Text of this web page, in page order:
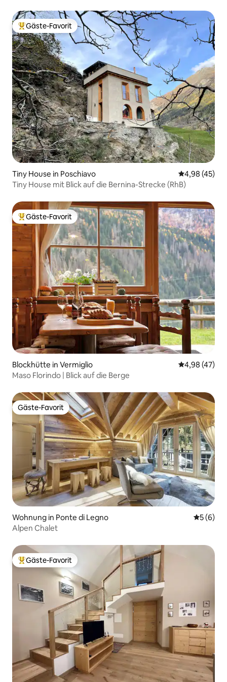
Beliebter Gäste-Favorit.
Gäste-Favorit
Tiny House in Poschiavo
4,98 (45)
Tiny House mit Blick auf die Bernina-Strecke (RhB)
Beliebter Gäste-Favorit.
Gäste-Favorit
Blockhütte in Vermiglio
4,98 (47)
Maso Florindo | Blick auf die Berge
Gäste-Favorit
Gäste-Favorit
Wohnung in Ponte di Legno
5 (6)
Alpen Chalet
Beliebter Gäste-Favorit.
Gäste-Favorit